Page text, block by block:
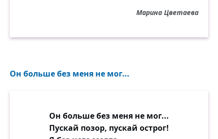
Марина Цветаева
Он больше без меня не мог...
Он больше без меня не мог...
Пускай позор, пускай острог!